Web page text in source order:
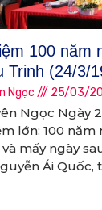
100 năm
Trinh (24/3/
Ngọc 25/03/
Ngọc Ngày
lớn: 100 năm
mấy ngày
Ái Quốc,